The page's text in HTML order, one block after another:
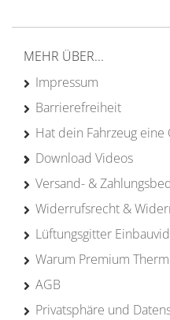
MEHR ÜBER...
Impressum
Barrierefreiheit
Hat dein Fahrzeug
Download Videos
Versand- &
Widerrufsrecht &
Lüftungsgitter
Warum Premium
AGB
Privatsphäre und